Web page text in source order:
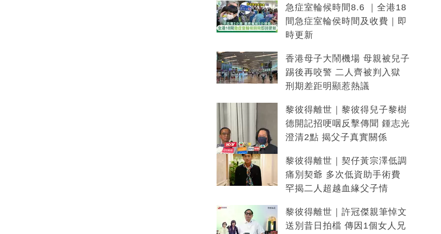
急症室輪候時間8.6 ｜全港18
間急症室輪侯時間及收費｜即
時更新
香港母子大鬧機場 母親被兒子
踢後再咬警 二人齊被判入獄
刑期差距明顯惹熱議
黎彼得離世｜黎彼得兒子黎樹
德開記招哽咽反擊傳聞 鍾志光
澄清2點 揭父子真實關係
黎彼得離世｜契仔黃宗澤低調
痛別契爺 多次低資助手術費
罕揭二人超越血緣父子情
黎彼得離世｜許冠傑親筆悼文
送別昔日拍檔 傳因1個女人兄